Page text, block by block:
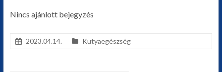
Nincs ajánlott bejegyzés
2023.04.14. Kutyaegészség